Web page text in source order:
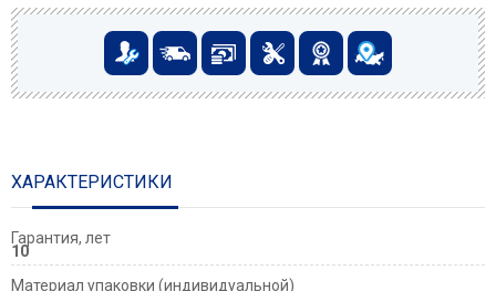
ХАРАКТЕРИСТИКИ
Гарантия, лет
10
Материал упаковки (индивидуальной)